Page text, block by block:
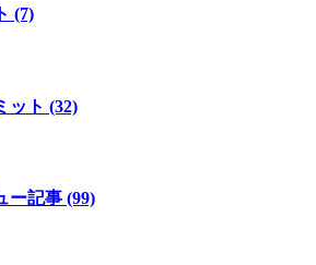
(7)
ット (32)
ー記事 (99)